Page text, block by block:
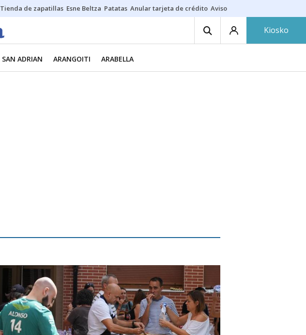
Tienda de zapatillas Esne Beltza Patatas Anular tarjeta de crédito Aviso amarillo
Kiosko
SAN ADRIAN ARANGOITI ARABELLA